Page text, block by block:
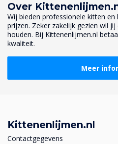
Over
Wij bieden professionele kitten
prijzen. Zeker zakelijk gezien wil
houden. Bij Kittenenlijmen.nl
kwaliteit.
Meer
Kittenenlijmen.nl
Contactgegevens